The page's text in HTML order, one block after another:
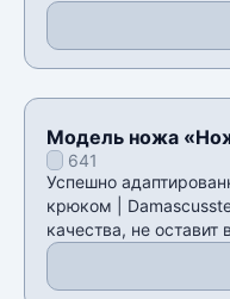
Модель ножа
Damascussteel»
641
Успешно
крюком |
качества, не оставит